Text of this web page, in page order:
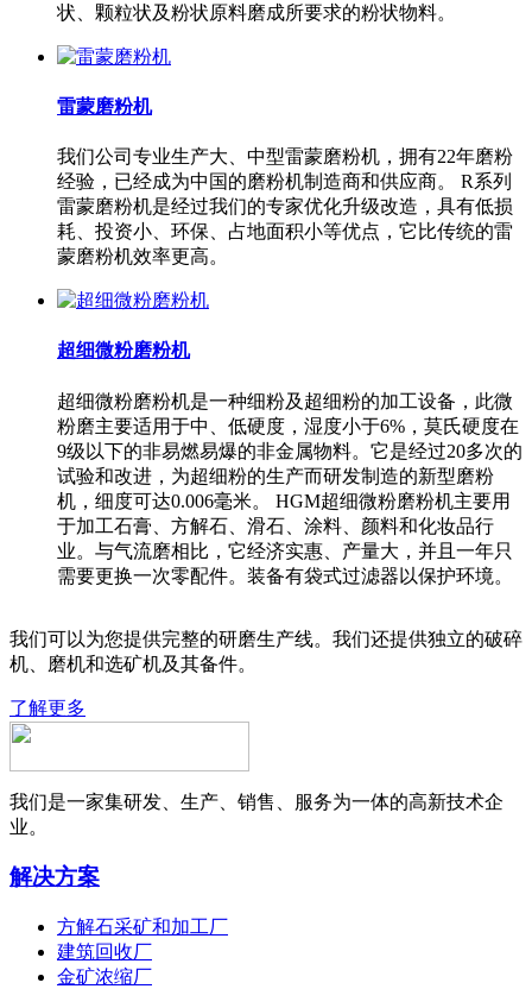
状、颗粒状及粉状原料磨成所要求的粉状物料。
雷蒙磨粉机
我们公司专业生产大、中型雷蒙磨粉机，拥有22年磨粉
经验，已经成为中国的磨粉机制造商和供应商。 R系列
雷蒙磨粉机是经过我们的专家优化升级改造，具有低损
耗、投资小、环保、占地面积小等优点，它比传统的雷
蒙磨粉机效率更高。
超细微粉磨粉机
超细微粉磨粉机是一种细粉及超细粉的加工设备，此微
粉磨主要适用于中、低硬度，湿度小于6%，莫氏硬度在
9级以下的非易燃易爆的非金属物料。它是经过20多次的
试验和改进，为超细粉的生产而研发制造的新型磨粉
机，细度可达0.006毫米。 HGM超细微粉磨粉机主要用
于加工石膏、方解石、滑石、涂料、颜料和化妆品行
业。与气流磨相比，它经济实惠、产量大，并且一年只
需要更换一次零配件。装备有袋式过滤器以保护环境。
我们可以为您提供完整的研磨生产线。我们还提供独立的破碎
机、磨机和选矿机及其备件。
了解更多
我们是一家集研发、生产、销售、服务为一体的高新技术企
业。
解决方案
方解石采矿和加工厂
建筑回收厂
金矿浓缩厂